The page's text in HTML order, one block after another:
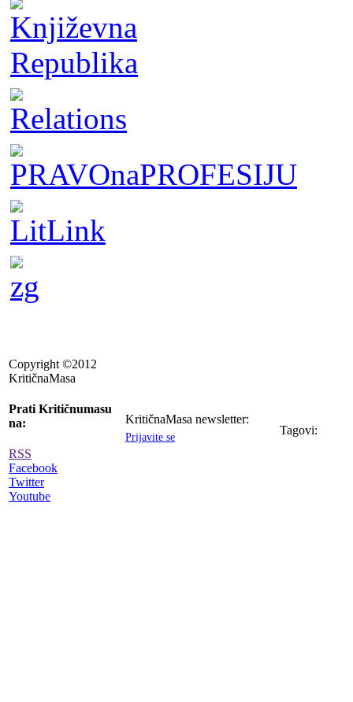
Copyright ©2012
KritičnaMasa
Prati Kritičnumasu
na:
RSS
Facebook
Twitter
Youtube
KritičnaMasa newsletter:
Prijavite se
Tagovi: